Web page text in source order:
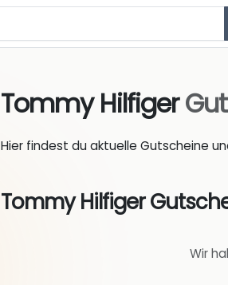
Tommy Hilfiger
Hier findest du aktuelle Gutscheine
Tommy Hilfiger
Wir